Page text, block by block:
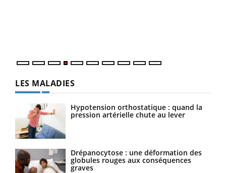
LES MALADIES
Hypotension orthostatique : quand la
pression artérielle chute au lever
Drépanocytose : une déformation des
globules rouges aux conséquences
graves